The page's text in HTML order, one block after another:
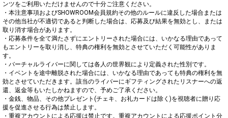
ンツをご利用いただけませんので十分ご注意ください。
・本注意事項およびSHOWROOM会員規約その他のルールに違反した場合または
その他当社が不適切であると判断した場合は、応募及び結果を無効とし、または
取り消す場合があります。
・応募条件を全て満たさずにエントリーされた場合には、いかなる理由であって
もエントリーを取り消し、特典の権利を無効とさせていただく可能性がありま
す。
・バーチャルライバーに関しては各人の世界観により定義された性別です。
・イベントを途中離脱された場合には、いかなる理由であっても特典の権利を無
効とさせていただきます。該当のライバーにギフティングされたリスナーへの返
還、返金等もいたしかねますので、予めご了承ください。
・金銭、物品、その他プレゼント(チェキ、お礼カードは除く)を視聴者に贈り応
援を促進させる行為は禁止します。
・重複アカウントによる応援は禁止です。重複アカウントによる応援ポイント分